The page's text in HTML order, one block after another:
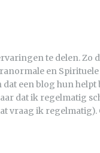
te delen. Zo
en Spirituele
een blog hun helpt
dat ik regelmatig
vraag ik regelmatig).